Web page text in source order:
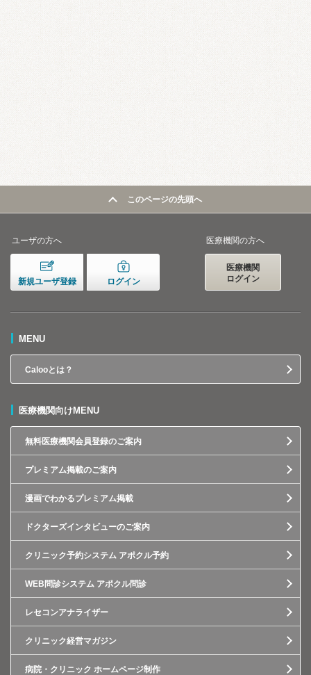
このページの先頭へ
ユーザの方へ
新規ユーザ登録 ログイン
医療機関の方へ
医療機関
ログイン
MENU
Calooとは？
医療機関向けMENU
無料医療機関会員登録のご案内
プレミアム掲載のご案内
漫画でわかるプレミアム掲載
ドクターズインタビューのご案内
クリニック予約システム アポクル予約
WEB問診システム アポクル問診
レセコンアナライザー
クリニック経営マガジン
病院・クリニック ホームページ制作